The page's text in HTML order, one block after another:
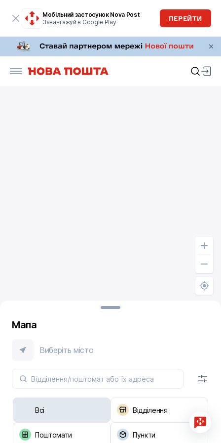
Мобільний застосунок Nova Post
Завантажуй в Google Play
ПЕРЕЙТИ
Мапа
Виберіть місто
Всі Відділення
Поштомати Пункти